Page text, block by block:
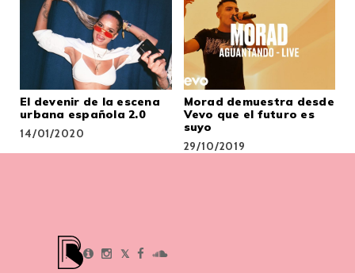
El devenir de la escena
urbana española 2.0
14/01/2020
Morad demuestra desde
Vevo que el futuro es
suyo
29/10/2019
𝕏